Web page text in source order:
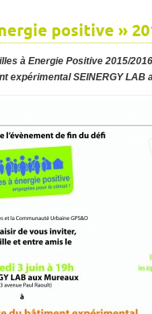
positive »
à Energie Positive 2015/
expérimental SEINERGY LAB